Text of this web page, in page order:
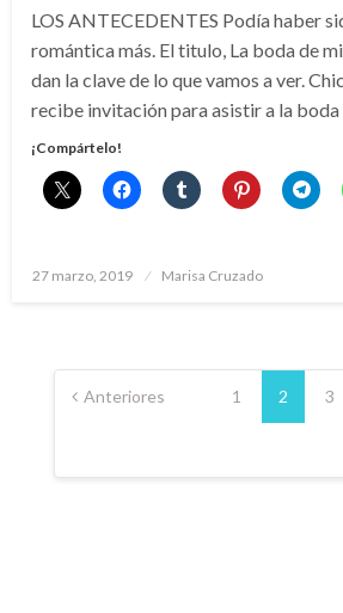
LOS ANTECEDENTES Podía haber
romántica más. El titulo, La boda de
dan la clave de lo que vamos a ver.
recibe invitación para asistir a la boda
¡Compártelo!
Publicado
27 marzo, 2019 Marisa Cruzado
Paginación
de Anteriores 1 2 3